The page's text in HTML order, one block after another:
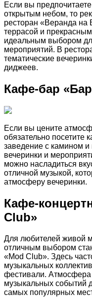
Если вы
открытым небом, то
ресторан «Веранда на
террасой и
идеальным выбором
мероприятий. В
тематические
диджеев.
Кафе-бар
Если вы цените
обязательно посетите
заведение с камином
вечеринки и
можно насладиться
отличной музыкой,
атмосферу вечеринки.
Кафе-
Club»
Для любителей живой
отличным выбором
«Mod Club». Здесь
музыкальных
фестивали. Атмосфера
музыкальных событий
самых популярных